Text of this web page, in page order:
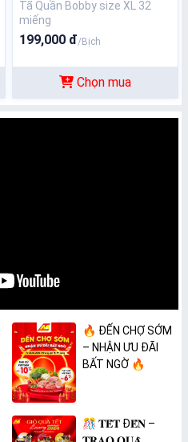
Tã Quần Bobby size XL 32
miếng
199,000 đ/Bịch
Chọn mua
🔥 ĐẾN CHỢ SỚM
– NHẬN ƯU ĐÃI
BẤT NGỜ 🔥
🎊 𝐓𝐄̂́𝐓 Đ𝐄̂́𝐍 –